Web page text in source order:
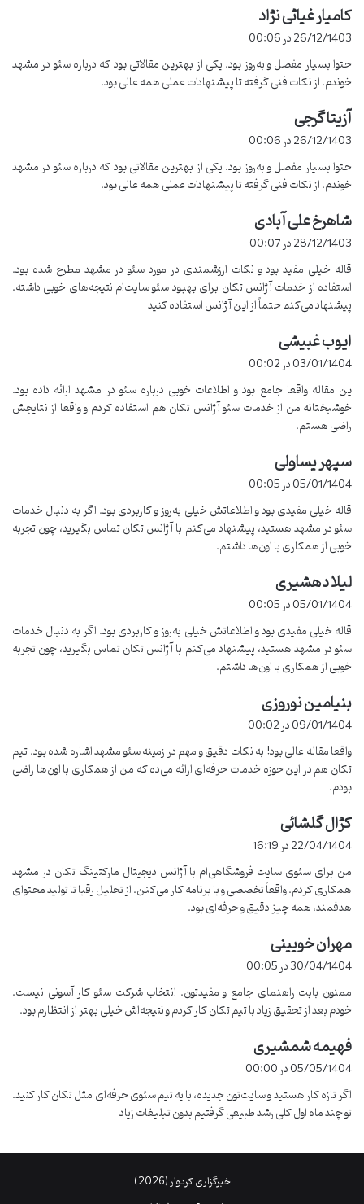
1. آشنایی با رقبا و بازار محلی
آژانس تکان با سابقه فعالیت در مشهد و همکاری با برندهای محلی مانند
زیتون آرشیا و اطلس ماشین پلیمر، به‌خوبی ازاستراتژی‌های رقباو نیازهای
بازار مشهد آگاه است. تیم حرفه‌ای تکان می‌داند که چگونه از تحلیل رقبا
برای طراحی استراتژی‌های مؤثر سئو استفاده کند تا شما را در نتایج گوگل
پیشتاز کند.
2. برگزاری جلسات حضوری
یکی از مهم‌ترین مزایای همکاری با آژانس‌های محلی، امکان برگزاری
جلسات حضوری است. با
نزدیک، جزئیات پروژه را بررسی کنید و درباره روند پیشرفت کار اطلاعات
دقیق‌تری کسب کنید. این ارتباط نزدیک باعث می‌شود که پروژه‌های سئو با
شفافیت بیشتری اجرا شوند و به نیازهای خاص شما پاسخ دهند.
3. تضمین بازگشت وجه
آژانس دیجیتال مارکتینگ تکان
اولین بار در مشهد، تضمین بازگشت وجهرا به مشتریان ارائه می‌دهد. این
بدان معناست که اگر به هر دلیلی از خدمات ارائه‌شده رضایت نداشته باشید
یا نتایج دلخواه حاصل نشود، هزینه شما به‌صورت کامل بازگردانده خواهد
شد. این تضمین نشان‌دهنده اطمینان تکان به توانایی‌های تیم خود
است.
چرا آژانس دیجیتال مارکتینگ تکان؟
تجربه همکاری با برندهای معتبر مشهدی
ارائه خدمات سئو، طراحی سایت، و تولید محتوا به‌صورت تخصصی
بهره‌گیری از استراتژی‌های به‌روز و ابزارهای حرفه‌ای سئو
پشتیبانی مداوم و ارتباط شفاف با مشتریان
اگر کسب‌وکار شما در مشهد است یا می‌خواهید در بازار محلی این شهر
موفق باشید،آژانس دیجیتال مارکتینگ تکان
مشهداست. این آژانس با درک نیازهای محلی، ارائه خدمات حرفه‌ای و
قیمت‌های رقابتی، شما را برای رسیدن به رتبه‌های برتر گوگل همراهی
می‌کند.
چطور شرکت مناسب سئو را انتخاب
کنیم؟
سوالاتی که باید بپرسید :
آیا نمونه کار دارید؟
چه زمانی می توانم نتایج را ببینم؟
از چه ابزارهایی استفاده می کنید؟
آیا گزارش دهی ماهیانه دارید؟
جدول مقایسه شرکت های سئو
شرکت خدمات اصلی
شرکت
الف
تحقیق کلمات کلیدی بک
لینک
سابقه ۵ ساله در مشهد
ب تحلیل رقبا تولید محتوا دقیق
کامیار غیاثی نژادف
:
26/12/1403 در 00:06
حتوا بسیار مفصل و به‌روز بود. یکی از بهترین مقالاتی بود که درباره سئو در مشهد
خوندم. از نکات فنی گرفته تا پیشنهادات عملی همه عالی بود.
آزیتا گرجی ف
ت
:
26/12/1403 در 00:06
حتوا بسیار مفصل و به‌روز بود. یکی از بهترین مقالاتی بود که درباره سئو در مشهد
خوندم. از نکات فنی گرفته تا پیشنهادات عملی همه عالی بود.
شاهرخ علی آبادیف
:
28/12/1403 در 00:07
قاله خیلی مفید بود و نکات ارزشمندی در مورد سئو در مشهد مطرح شده بود.
استفاده از خدمات آژانس تکان برای بهبود سئو سایت‌ام نتیجه‌های خوبی داشته.
پیشنهاد می‌کنم حتماً از این آژانس استفاده کنید
ایوب غبیشیف
:
03/01/1404 در 00:02
ین مقاله واقعا جامع بود و اطلاعات خوبی درباره سئو در مشهد ارائه داده بود.
خوشبختانه من از خدمات سئو آژانس تکان هم استفاده کردم و واقعا از نتایجش
راضی هستم.
سپهر یساولیف
:
05/01/1404 در 00:05
قاله خیلی مفیدی بود و اطلاعاتش خیلی به‌روز و کاربردی بود. اگر به دنبال خدمات
سئو در مشهد هستید، پیشنهاد می‌کنم با آژانس تکان تماس بگیرید، چون تجربه
خوبی از همکاری با اون‌ها داشتم.
لیلا دهشیریف
:
05/01/1404 در 00:05
قاله خیلی مفیدی بود و اطلاعاتش خیلی به‌روز و کاربردی بود. اگر به دنبال خدمات
سئو در مشهد هستید، پیشنهاد می‌کنم با آژانس تکان تماس بگیرید، چون تجربه
خوبی از همکاری با اون‌ها داشتم.
بنیامین نوروزیف
:
09/01/1404 در 00:02
واقعا مقاله عالی بود! به نکات دقیق و مهم در زمینه سئو مشهد اشاره شده بود. تیم
تکان هم در این حوزه خدمات حرفه‌ای ارائه می‌ده که من از همکاری با اون‌ها راضی
بودم.
کژال گلشائیف
:
22/04/1404 در 16:19
من برای سئوی سایت فروشگاهی‌ام با آژانس دیجیتال مارکتینگ تکان در مشهد
همکاری کردم. واقعاً تخصصی و با برنامه کار می‌کنن. از تحلیل رقبا تا تولید محتوای
هدفمند، همه چیز دقیق و حرفه‌ای بود.
مهران خویینیف
:
30/04/1404 در 00:05
ممنون بابت راهنمای جامع و مفیدتون. انتخاب شرکت سئو کار آسونی نیست.
خودم بعد از تحقیق زیاد با تیم تکان کار کردم و نتیجه‌اش خیلی بهتر از انتظارم بود.
فهیمه شمشیریف
:
05/05/1404 در 00:00
اگر تازه کار هستید و سایت‌تون جدیده، با یه تیم سئوی حرفه‌ای مثل تکان کار کنید.
تو چند ماه اول کلی رشد طبیعی گرفتیم بدون تبلیغات زیاد
خبرگزاری کردوار (2026)